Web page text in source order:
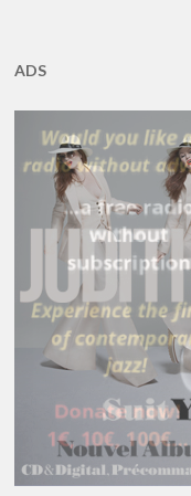
ADS